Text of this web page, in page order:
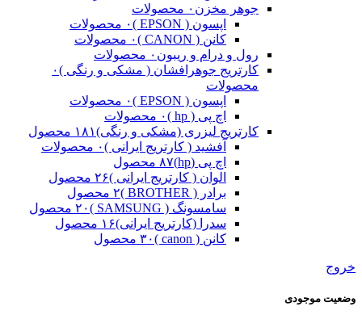
جوهر مخزن ۰ محصولات
اپسون ( EPSON )
۰ محصولات
کانن ( CANON )
۰ محصولات
رول و درام و ریبون ۰ محصولات
کارتریج جوهرافشان ( مشکی و رنگی )۰
محصولات
اپسون ( EPSON )
۰ محصولات
اچ پی ( hp )
۰ محصولات
کارتریج لیزری (مشکی و رنگی)۱۸۱ محصول
آفشید ( کارتریج ایرانی )۰ محصولات
اچ پی (hp)
۸۷ محصول
الوان ( کارتریج ایرانی )۲۶ محصول
برادر ( BROTHER )
۲ محصول
سامسونگ ( SAMSUNG )
۲۰ محصول
سدرا (کارتریج ایرانی)۱۶ محصول
کانن ( canon )
۳۰ محصول
خروج
وضعیت موجودی